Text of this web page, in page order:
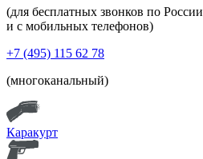
(для бесплатных звонков по России
и с мобильных телефонов)
+7 (495) 115 62 78
(многоканальный)
Каракурт